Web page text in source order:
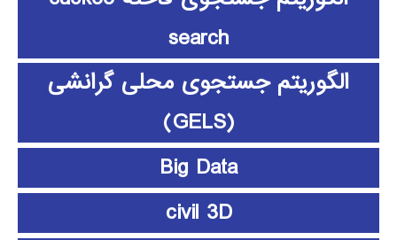
search
الگوریتم جستجوی محلی گرانشی
(GELS)
Big Data
civil 3D